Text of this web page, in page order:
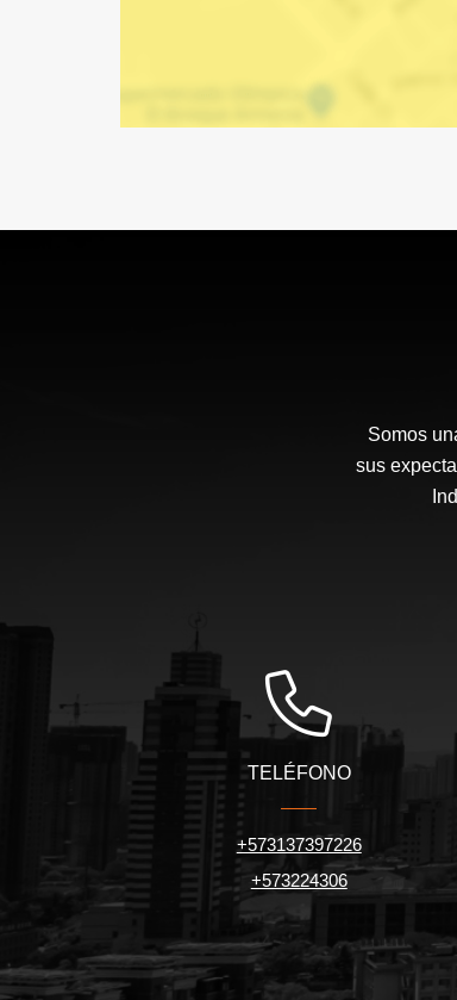
Somos
sus
TELÉFONO
+573137397226
+573224306